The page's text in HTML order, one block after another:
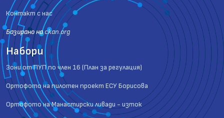
Контакт с нас
Базиранo наckan.org
Набори
Зони от ПУП по член 16 (План за регулация)
Ортофото на пилотен проект ЕСУ Борисова
Ортофото на Манастирски ливади - изток